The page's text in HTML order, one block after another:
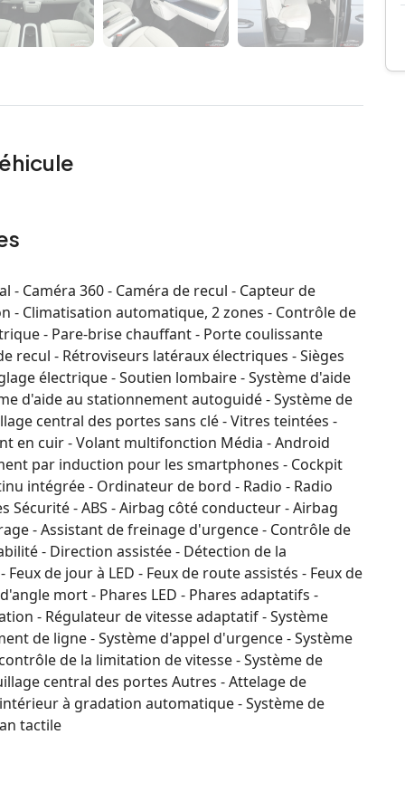
Caméra 360 - Caméra de recul - Capteur de
- Climatisation automatique, 2 zones - Contrôle de
- Pare-brise chauffant - Porte coulissante
recul - Rétroviseurs latéraux électriques - Sièges
électrique - Soutien lombaire - Système d'aide
d'aide au stationnement autoguidé - Système de
central des portes sans clé - Vitres teintées -
en cuir - Volant multifonction Média - Android
par induction pour les smartphones - Cockpit
intégrée - Ordinateur de bord - Radio - Radio
Sécurité - ABS - Airbag côté conducteur - Airbag
- Assistant de freinage d'urgence - Contrôle de
- Direction assistée - Détection de la
de jour à LED - Feux de route assistés - Feux de
mort - Phares LED - Phares adaptatifs -
- Régulateur de vitesse adaptatif - Système
de ligne - Système d'appel d'urgence - Système
de la limitation de vitesse - Système de
central des portes Autres - Attelage de
à gradation automatique - Système de
tactile